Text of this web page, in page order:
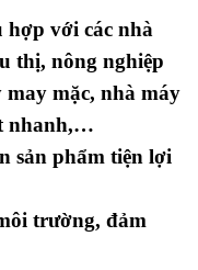
hợp với các nhà
thị, nông nghiệp
mặc, nhà máy
nhanh,…
sản phẩm tiện lợi
trường, đảm